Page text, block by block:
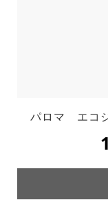
パロマ エコ